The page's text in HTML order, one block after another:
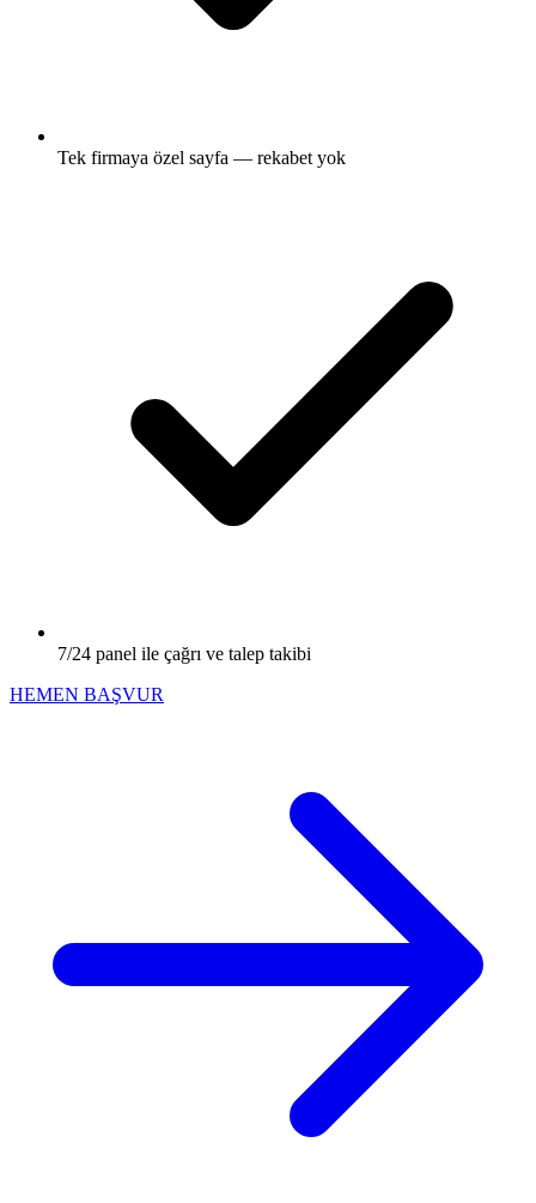
Tek firmaya özel sayfa — rekabet yok
7/24 panel ile çağrı ve talep takibi
HEMEN BAŞVUR